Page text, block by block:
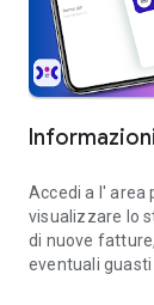
Accedi a l' area
visualizzare lo
di nuove
eventuali guasti